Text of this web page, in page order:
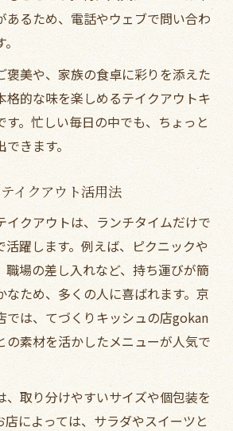
あるため、電話やウェブで問い合わ
褒美や、家族の食卓に彩りを添えた
格的な味を楽しめるテイクアウトキ
す。忙しい毎日の中でも、ちょっと
きます。
イクアウト活用法
イクアウトは、ランチタイムだけで
活躍します。例えば、ピクニックや
職場の差し入れなど、持ち運びが簡
なため、多くの人に喜ばれます。京
では、てづくりキッシュの店gokan
の素材を活かしたメニューが人気で
、取り分けやすいサイズや個包装を
店によっては、サラダやスイーツと